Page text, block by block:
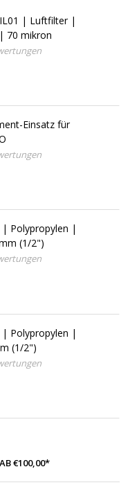
| Luftfilter |
70 mikron
Einsatz für
| Polypropylen |
(1/2")
| Polypropylen |
(1/2")
€100,00*